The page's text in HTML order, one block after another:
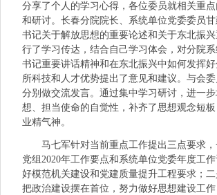
分享了个人的学习心得，各位委员就相关重
和研讨。长春分院院长、系统单位党委委员
书记关于解放思想的重要论述和关于东北振
行了学习传达，结合自己学习体会，对分院
书记重要讲话精神和在东北振兴中如何发挥
所科技和人才优势提出了意见和建议。与会
分别做交流发言。通过集中学习研讨，进一
想、担当使命的自觉性，补齐了思想观念短
业精气神。
马七军针对当前重点工作提出三点要求，
党组2020年工作要点和系统单位党委年度工
好模范机关建设和党建质量提升工程要求；
把政治建设摆在首位，努力做好思想建设工作